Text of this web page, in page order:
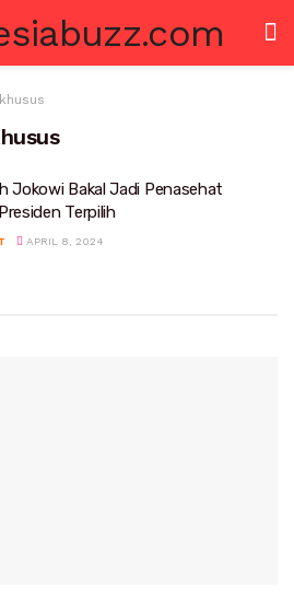
Jokowi Bakal Jadi Penasehat
Terpilih
APRIL 8, 2024